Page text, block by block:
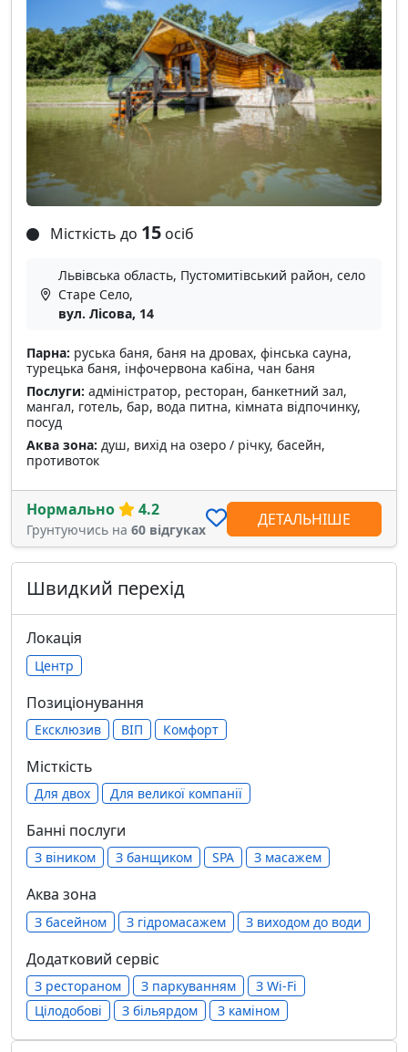
Місткість до 15 осіб
Львівська область, Пустомитівський район, село
Старе Село,
вул. Лісова, 14
Парна: руська баня, баня на дровах, фінська сауна,
турецька баня, інфочервона кабіна, чан баня
Послуги: адміністратор, ресторан, банкетний зал,
мангал, готель, бар, вода питна, кімната відпочинку,
посуд
Аква зона: душ, вихід на озеро / річку, басейн,
противоток
Нормально 4.2
Грунтуючись на 60 відгуках
ДЕТАЛЬНІШЕ
Швидкий перехід
Локація
Центр
Позиціонування
Ексклюзив ВІП Комфорт
Місткість
Для двох Для великої компанії
Банні послуги
З віником З банщиком SPA З масажем
Аква зона
З басейном З гідромасажем З виходом до води
Додатковий сервіс
З рестораном З паркуванням
З Wi-Fi
Цілодобові
З більярдом З каміном